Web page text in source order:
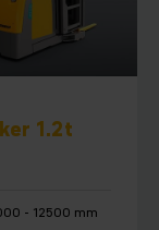
1.2t
- 12500 mm